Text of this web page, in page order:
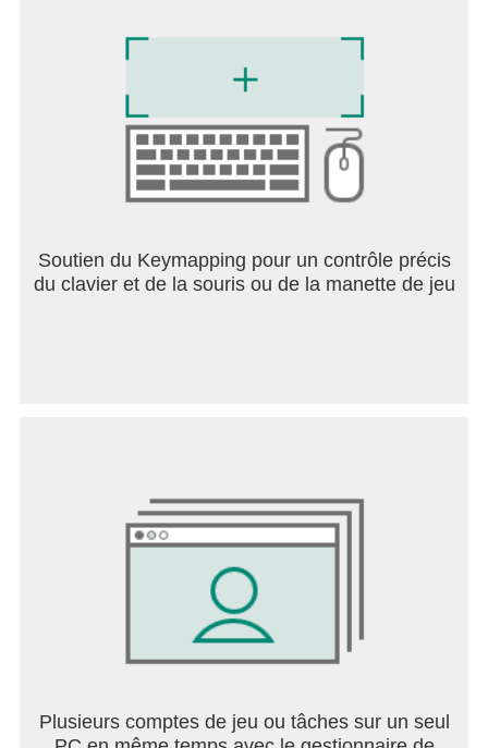
Soutien du Keymapping pour un contrôle précis
du clavier et de la souris ou de la manette de jeu
Plusieurs comptes de jeu ou tâches sur un seul